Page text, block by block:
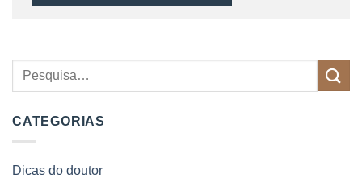
CATEGORIAS
Dicas do doutor